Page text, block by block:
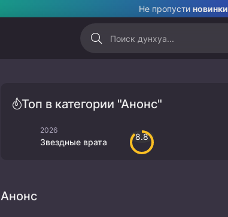
Не пропусти новинки
Топ в категории "Анонс"
2026
Звездные врата
8.8
Анонс